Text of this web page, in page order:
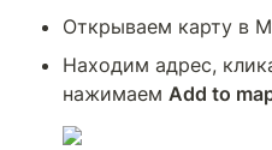
Открываем карту в
Находим адрес,
нажимаем Add to